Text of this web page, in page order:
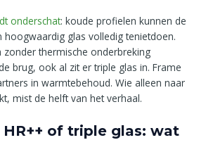
onderschat: koude profielen kunnen de
hoogwaardig glas volledig tenietdoen.
zonder thermische onderbreking
brug, ook al zit er triple glas in. Frame
in warmtebehoud. Wie alleen naar
mist de helft van het verhaal.
of triple glas: wat